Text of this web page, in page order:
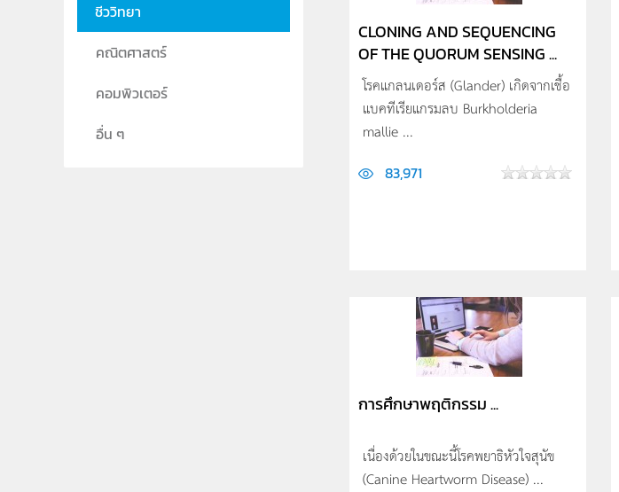
CLONING AND SEQUENCING
OF THE QUORUM SENSING ...
โรคแกลนเดอร์ส (Glander) เกิดจากเชื้อ
แบคทีเรียแกรมลบ Burkholderia
mallie ...
83,971
การศึกษาพฤติกรรม ...
เนื่องด้วยในขณะนี้โรคพยาธิหัวใจสุนัข
(Canine Heartworm Disease) ...
ชีววิทยา
คณิตศาสตร์
คอมพิวเตอร์
อื่น ๆ